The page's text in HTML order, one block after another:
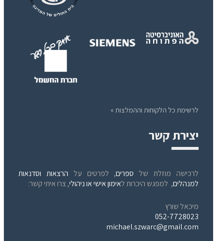
לרשימת כל הלקוחות וההמלצות »
יצירת קשר
לרכישה מוזלת של ספרים, לפרטים על הרצאות וסדנאות
למנהלים, למפגש היכרות לאימון אישי או ניהולי, צרו איתי קשר:
מיכאל שורץ
052-7728023
michael.szwarc@gmail.com